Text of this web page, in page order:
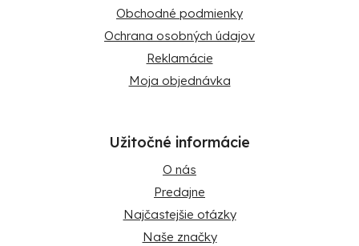
Obchodné podmienky
Ochrana osobných údajov
Reklamácie
Moja objednávka
Užitočné informácie
O nás
Predajne
Najčastejšie otázky
Naše značky